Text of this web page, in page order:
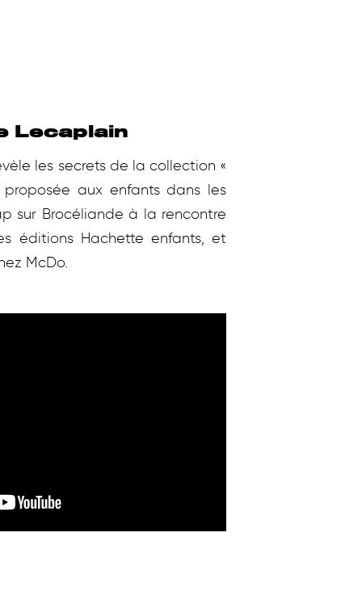
Lecaplain
les secrets de la collection «
aux enfants dans les
sur Brocéliande à la rencontre
éditions Hachette enfants, et
McDo.